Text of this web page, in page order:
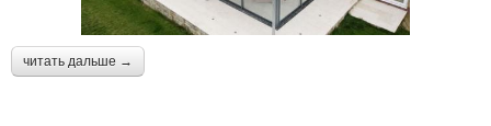
читать дальше →